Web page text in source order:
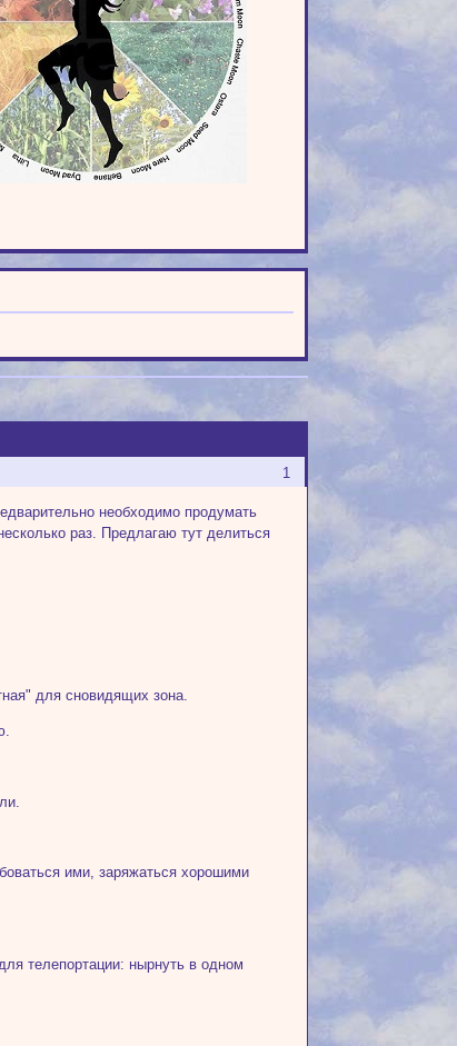
1
необходимо продумать
раз. Предлагаю тут делиться
для сновидящих зона.
ими, заряжаться хорошими
телепортации: нырнуть в одном